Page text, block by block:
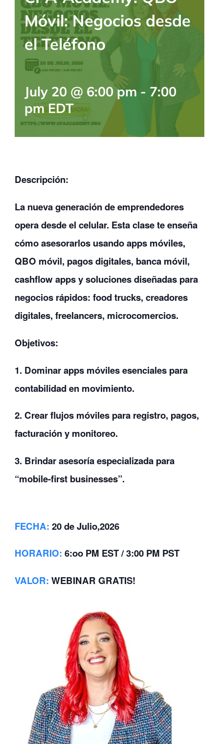
BLOG
CONTACTANOS
Móvil: Negocios desde
el Teléfono
July 20 @ 6:00 pm - 7:00
pm EDT
Descripción:
La nueva generación de emprendedores
opera desde el celular. Esta clase te enseña
cómo asesorarlos usando apps móviles,
QBO móvil, pagos digitales, banca móvil,
cashflow apps y soluciones diseñadas para
negocios rápidos: food trucks, creadores
digitales, freelancers, microcomercios.
Objetivos:
1. Dominar apps móviles esenciales para
contabilidad en movimiento.
2. Crear flujos móviles para registro, pagos,
facturación y monitoreo.
3. Brindar asesoría especializada para
“mobile-first businesses”.
FECHA: 20 de Julio,2026
HORARIO: 6:oo PM EST / 3:00 PM PST
VALOR: WEBINAR GRATIS!